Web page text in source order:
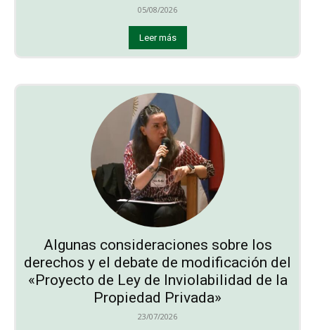
05/08/2026
Leer más
Algunas consideraciones sobre los
derechos y el debate de modificación del
«Proyecto de Ley de Inviolabilidad de la
Propiedad Privada»
23/07/2026